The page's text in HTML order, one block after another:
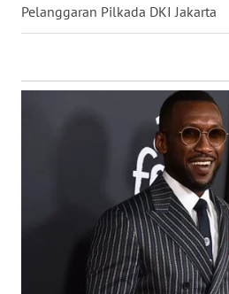
Pelanggaran Pilkada DKI Jakarta
SULUT
MALUKU